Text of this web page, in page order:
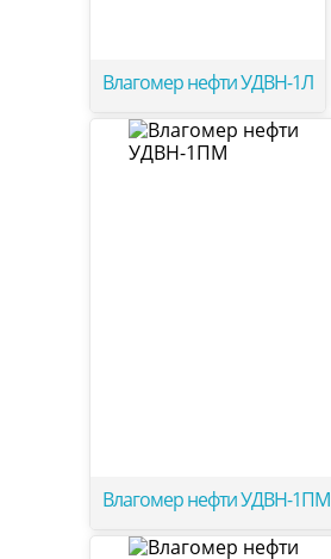
Влагомер нефти УДВН-1Л
Влагомер нефти УДВН-1ПМ